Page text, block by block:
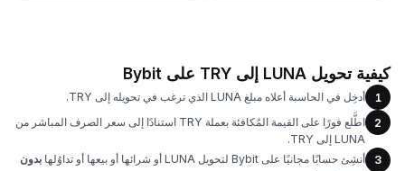
كيفية تحويل LUNA إلى TRY على Bybit
1
أدخِل في الحاسبة أعلاه مبلغ LUNA الذي ترغب في تحويله إلى TRY.
2
اطَّلع فورًا على القيمة المُكافئة بعملة TRY استنادًا إلى سعر الصرف المباشر من
LUNA إلى TRY.
3
أنشِئ حسابًا مجانيًا على Bybit لتحويل LUNA أو شرائها أو بيعها أو تداوُلها
بدون